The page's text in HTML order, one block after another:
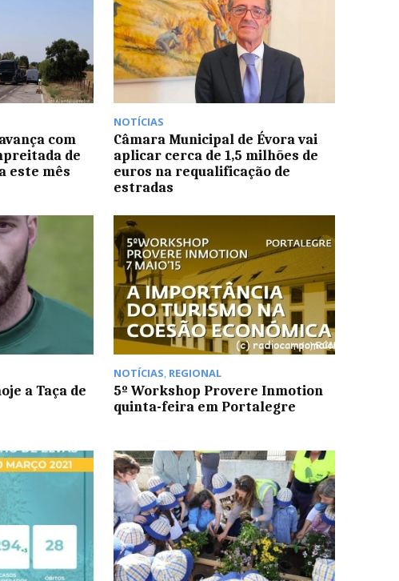
com
de
este mês
NOTÍCIAS
Câmara Municipal de Évora vai
aplicar cerca de 1,5 milhões de
euros na requalificação de
estradas
a Taça de
NOTÍCIAS, REGIONAL
5º Workshop Provere Inmotion
quinta-feira em Portalegre